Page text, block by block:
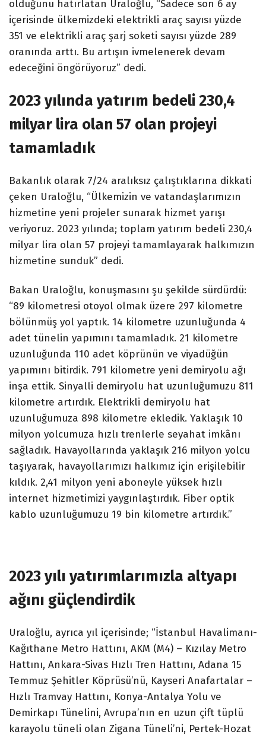
olduğunu hatırlatan Uraloğlu, “Sadece son 6 ay
içerisinde ülkemizdeki elektrikli araç sayısı yüzde
351 ve elektrikli araç şarj soketi sayısı yüzde 289
oranında arttı. Bu artışın ivmelenerek devam
edeceğini öngörüyoruz” dedi.
2023 yılında yatırım bedeli 230,4
milyar lira olan 57 olan projeyi
tamamladık
Bakanlık olarak 7/24 aralıksız çalıştıklarına dikkati
çeken Uraloğlu, “Ülkemizin ve vatandaşlarımızın
hizmetine yeni projeler sunarak hizmet yarışı
veriyoruz. 2023 yılında; toplam yatırım bedeli 230,4
milyar lira olan 57 projeyi tamamlayarak halkımızın
hizmetine sunduk” dedi.
Bakan Uraloğlu, konuşmasını şu şekilde sürdürdü:
“89 kilometresi otoyol olmak üzere 297 kilometre
bölünmüş yol yaptık. 14 kilometre uzunluğunda 4
adet tünelin yapımını tamamladık. 21 kilometre
uzunluğunda 110 adet köprünün ve viyadüğün
yapımını bitirdik. 791 kilometre yeni demiryolu ağı
inşa ettik. Sinyalli demiryolu hat uzunluğumuzu 811
kilometre artırdık. Elektrikli demiryolu hat
uzunluğumuza 898 kilometre ekledik. Yaklaşık 10
milyon yolcumuza hızlı trenlerle seyahat imkânı
sağladık. Havayollarında yaklaşık 216 milyon yolcu
taşıyarak, havayollarımızı halkımız için erişilebilir
kıldık. 2,41 milyon yeni aboneyle yüksek hızlı
internet hizmetimizi yaygınlaştırdık. Fiber optik
kablo uzunluğumuzu 19 bin kilometre artırdık.”
2023 yılı yatırımlarımızla altyapı
ağını güçlendirdik
Uraloğlu, ayrıca yıl içerisinde; “İstanbul Havalimanı-
Kağıthane Metro Hattını, AKM (M4) – Kızılay Metro
Hattını, Ankara-Sivas Hızlı Tren Hattını, Adana 15
Temmuz Şehitler Köprüsü’nü, Kayseri Anafartalar –
Hızlı Tramvay Hattını, Konya-Antalya Yolu ve
Demirkapı Tünelini, Avrupa’nın en uzun çift tüplü
karayolu tüneli olan Zigana Tüneli’ni, Pertek-Hozat